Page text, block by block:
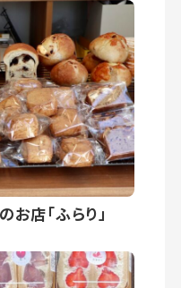
店「ふらり」